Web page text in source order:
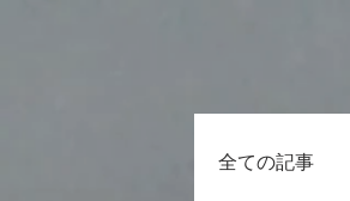
全ての記事